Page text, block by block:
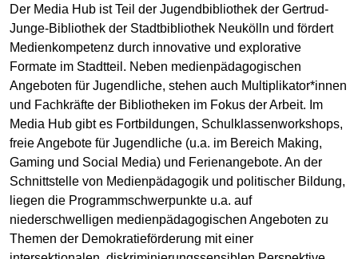
Der Media Hub ist Teil der Jugendbibliothek der Gertrud-
Junge-Bibliothek der Stadtbibliothek Neukölln und fördert
Medienkompetenz durch innovative und explorative
Formate im Stadtteil. Neben medienpädagogischen
Angeboten für Jugendliche, stehen auch Multiplikator*innen
und Fachkräfte der Bibliotheken im Fokus der Arbeit. Im
Media Hub gibt es Fortbildungen, Schulklassenworkshops,
freie Angebote für Jugendliche (u.a. im Bereich Making,
Gaming und Social Media) und Ferienangebote. An der
Schnittstelle von Medienpädagogik und politischer Bildung,
liegen die Programmschwerpunkte u.a. auf
niederschwelligen medienpädagogischen Angeboten zu
Themen der Demokratieförderung mit einer